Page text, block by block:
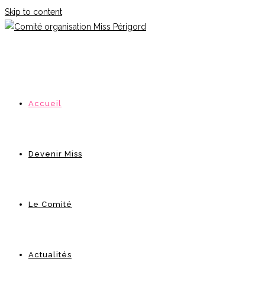
Skip to content
Accueil
Devenir Miss
Le Comité
Actualités